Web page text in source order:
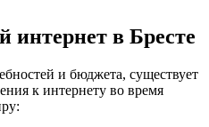
интернет в Бресте
и бюджета, существует
к интернету во время